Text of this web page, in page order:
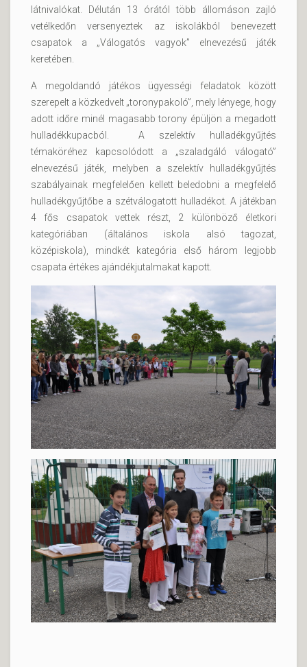
látnivalókat. Délután 13 órától több állomáson zajló
vetélkedőn versenyeztek az iskolákból benevezett
csapatok a „Válogatós vagyok” elnevezésű játék
keretében.
A megoldandó játékos ügyességi feladatok között
szerepelt a közkedvelt „toronypakoló”, mely lényege, hogy
adott időre minél magasabb torony épüljön a megadott
hulladékkupacból. A szelektív hulladékgyűjtés
témaköréhez kapcsolódott a „szaladgáló válogató”
elnevezésű játék, melyben a szelektív hulladékgyűjtés
szabályainak megfelelően kellett beledobni a megfelelő
hulladékgyűjtőbe a szétválogatott hulladékot. A játékban
4 fős csapatok vettek részt, 2 különböző életkori
kategóriában (általános iskola alsó tagozat,
középiskola), mindkét kategória első három legjobb
csapata értékes ajándékjutalmakat kapott.